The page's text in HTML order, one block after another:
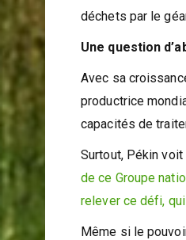
déchets par le
Une question
Avec sa
productrice
capacités de
Surtout, Pékin
de ce Groupe
relever ce défi,
Même si le